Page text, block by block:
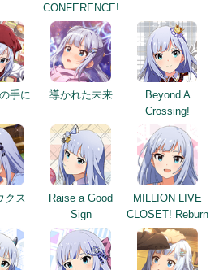
CONFERENCE!
手に 導かれた未来
Beyond A
Crossing!
クス
Raise a Good
Sign
MILLION LIVE
CLOSET! Reburn